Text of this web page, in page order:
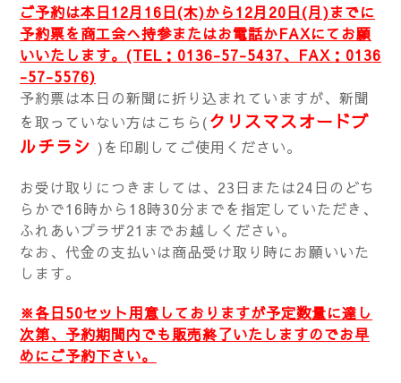
ご予約は本日12月16日(木)から12月20日(月)までに
予約票を商工会へ持参またはお電話かFAXにてお願
いいたします。(TEL：0136-57-5437、FAX：0136
-57-5576)
予約票は本日の新聞に折り込まれていますが、新聞
を取っていない方はこちら(クリスマスオードブ
ルチラシ )を印刷してご使用ください。
お受け取りにつきましては、23日または24日のどち
らかで16時から18時30分までを指定していただき、
ふれあいプラザ21までお越しください。
なお、代金の支払いは商品受け取り時にお願いいた
します。
※各日50セット用意しておりますが予定数量に達し
次第、予約期間内でも販売終了いたしますのでお早
めにご予約下さい。